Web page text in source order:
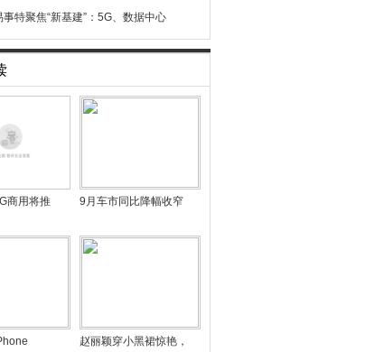
事特聚焦“新基建”：5G、数据中心
商用将推 9月车市同比降幅收窄
赵丽颖穿小黑裙惊艳，